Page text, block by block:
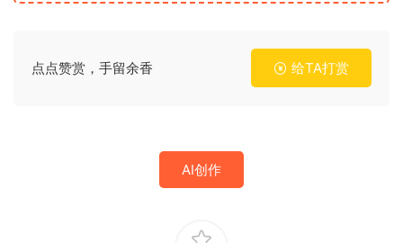
点点赞赏，手留余香 给TA打赏
AI创作